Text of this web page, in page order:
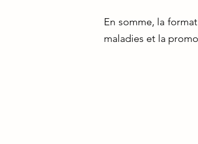
En somme, la
maladies et la